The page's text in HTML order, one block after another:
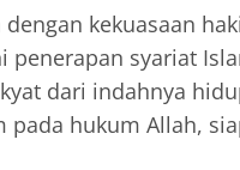
kekuasaan
penerapan syariat
dari indahnya
pada hukum Allah,